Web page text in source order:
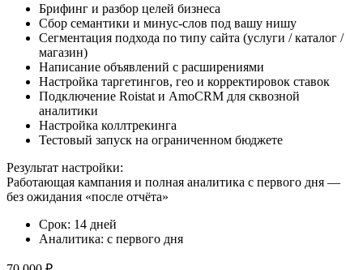
Брифинг и разбор целей бизнеса
Сбор семантики и минус-слов под вашу нишу
Сегментация подхода по типу сайта (услуги / каталог /
магазин)
Написание объявлений с расширениями
Настройка таргетингов, гео и корректировок ставок
Подключение Roistat и AmoCRM для сквозной
аналитики
Настройка коллтрекинга
Тестовый запуск на ограниченном бюджете
Результат настройки:
Работающая кампания и полная аналитика с первого дня —
без ожидания «после отчёта»
Срок: 14 дней
Аналитика: с первого дня